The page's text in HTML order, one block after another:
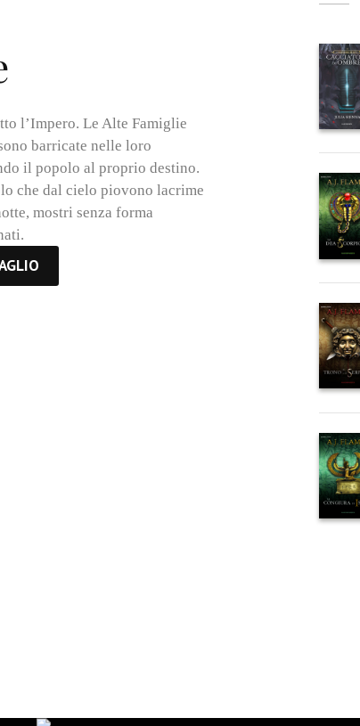
l’Impero. Le Alte Famiglie
barricate nelle loro
il popolo al proprio destino.
che dal cielo piovono lacrime
mostri senza forma